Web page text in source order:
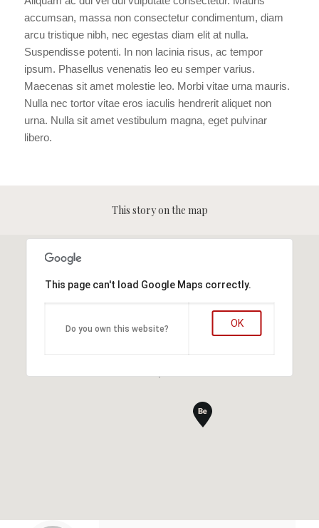
accumsan, massa non consectetur condimentum, diam
arcu tristique nibh, nec egestas diam elit at nulla.
Suspendisse potenti. In non lacinia risus, ac tempor
ipsum. Phasellus venenatis leo eu semper varius.
Maecenas sit amet molestie leo. Morbi vitae urna mauris.
Nulla nec tortor vitae eros iaculis hendrerit aliquet non
urna. Nulla sit amet vestibulum magna, eget pulvinar
libero.
This story on the map
This page can't load Google Maps correctly.
Do you own this website? OK